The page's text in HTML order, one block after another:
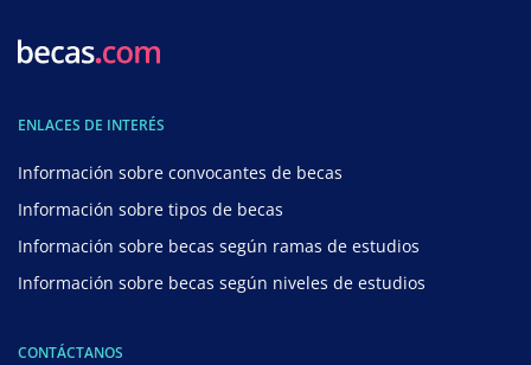
ENLACES DE INTERÉS
Información sobre convocantes de becas
Información sobre tipos de becas
Información sobre becas según ramas de estudios
Información sobre becas según niveles de estudios
CONTÁCTANOS